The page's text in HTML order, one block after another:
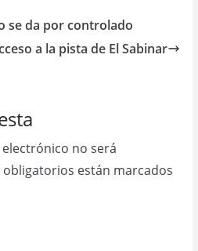
se da por controlado
a la pista de El Sabinar
no será
obligatorios están marcados